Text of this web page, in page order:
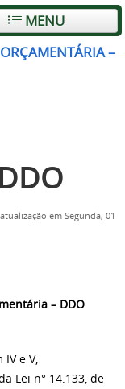
MENU
–
em Segunda, 01
– DDO
e V,
Lei n° 14.133, de